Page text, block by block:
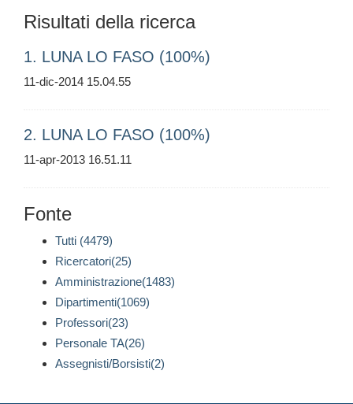
Risultati della ricerca
1. LUNA LO FASO (100%)
11-dic-2014 15.04.55
2. LUNA LO FASO (100%)
11-apr-2013 16.51.11
Fonte
Tutti (4479)
Ricercatori(25)
Amministrazione(1483)
Dipartimenti(1069)
Professori(23)
Personale TA(26)
Assegnisti/Borsisti(2)